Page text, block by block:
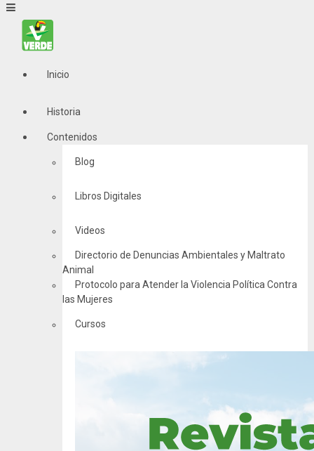
Inicio
Historia
Contenidos
Blog
Libros Digitales
Videos
Directorio de Denuncias Ambientales y Maltrato
Animal
Protocolo para Atender la Violencia Política Contra
las Mujeres
Cursos